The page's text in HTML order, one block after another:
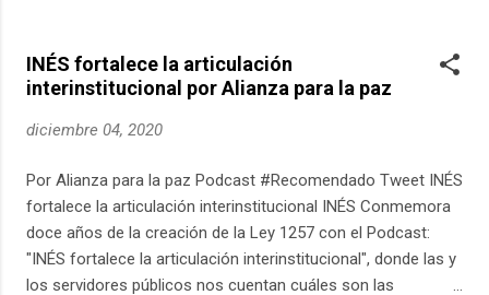
among many other scientific activities. Project scientist Bob
Pappalardo at NASA’s Jet Propulsion Laboratory discusses
this mission as well as the possibility of life on Europa and
INÉS fortalece la articulación
interinstitucional por Alianza para la paz
diciembre 04, 2020
Por Alianza para la paz Podcast #Recomendado Tweet INÉS
fortalece la articulación interinstitucional INÉS Conmemora
doce años de la creación de la Ley 1257 con el Podcast:
"INÉS fortalece la articulación interinstitucional", donde las y
los servidores públicos nos cuentan cuáles son las